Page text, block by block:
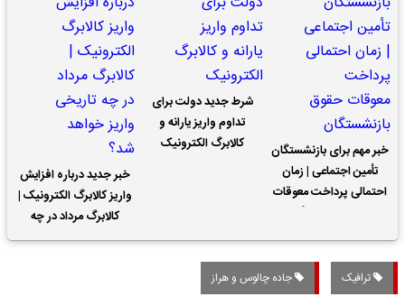
خبر مهم برای بازنشستگان
تأمین اجتماعی | زمان
احتمالی پرداخت معوقات
شرط جدید دولت برای
تداوم واریز یارانه و
کالابرگ الکترونیک
خبر جدید درباره افزایش
واریز کالابرگ الکترونیک |
کالابرگ مرداد در چه
تاریخی واریز خواهد شد؟
ترافیک جاده چالوس و هراز